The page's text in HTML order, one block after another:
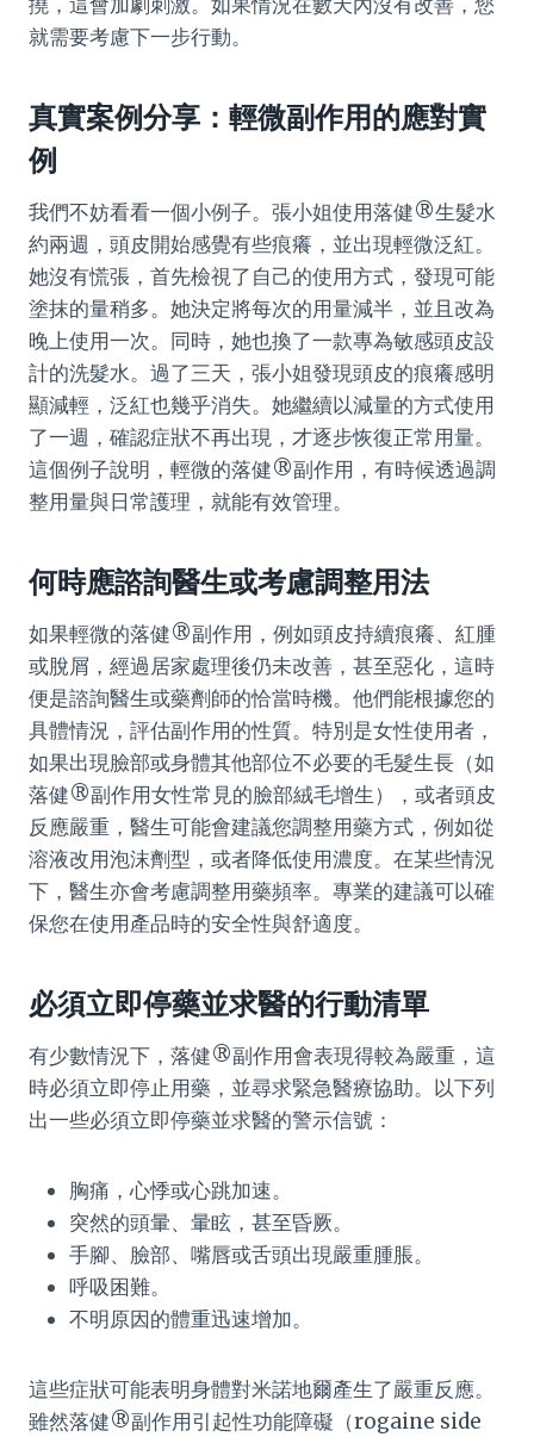
撓，這會加劇刺激。如果情況在數天內沒有改善，您
就需要考慮下一步行動。
真實案例分享：輕微副作用的應對實
例
我們不妨看看一個小例子。張小姐使用落健®生髮水
約兩週，頭皮開始感覺有些痕癢，並出現輕微泛紅。
她沒有慌張，首先檢視了自己的使用方式，發現可能
塗抹的量稍多。她決定將每次的用量減半，並且改為
晚上使用一次。同時，她也換了一款專為敏感頭皮設
計的洗髮水。過了三天，張小姐發現頭皮的痕癢感明
顯減輕，泛紅也幾乎消失。她繼續以減量的方式使用
了一週，確認症狀不再出現，才逐步恢復正常用量。
這個例子說明，輕微的落健®副作用，有時候透過調
整用量與日常護理，就能有效管理。
何時應諮詢醫生或考慮調整用法
如果輕微的落健®副作用，例如頭皮持續痕癢、紅腫
或脫屑，經過居家處理後仍未改善，甚至惡化，這時
便是諮詢醫生或藥劑師的恰當時機。他們能根據您的
具體情況，評估副作用的性質。特別是女性使用者，
如果出現臉部或身體其他部位不必要的毛髮生長（如
落健®副作用女性常見的臉部絨毛增生），或者頭皮
反應嚴重，醫生可能會建議您調整用藥方式，例如從
溶液改用泡沫劑型，或者降低使用濃度。在某些情況
下，醫生亦會考慮調整用藥頻率。專業的建議可以確
保您在使用產品時的安全性與舒適度。
必須立即停藥並求醫的行動清單
有少數情況下，落健®副作用會表現得較為嚴重，這
時必須立即停止用藥，並尋求緊急醫療協助。以下列
出一些必須立即停藥並求醫的警示信號：
胸痛，心悸或心跳加速。
突然的頭暈、暈眩，甚至昏厥。
手腳、臉部、嘴唇或舌頭出現嚴重腫脹。
呼吸困難。
不明原因的體重迅速增加。
這些症狀可能表明身體對米諾地爾產生了嚴重反應。
雖然落健®副作用引起性功能障礙（rogaine side